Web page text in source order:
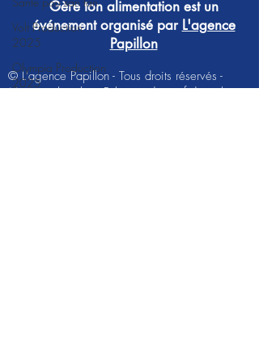
Volt Production
2025
Olympia Production
2025
Gère ton alimentation est un
événement organisé par L'agence
Papillon
© L'agence Papillon - Tous droits réservés -
Mentions légales-Politique de confidentialité